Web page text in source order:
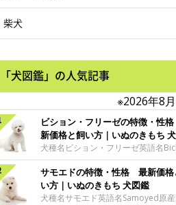
柴犬
「犬図鑑」の人気記事
※2026年8
ビション・フリーゼの特徴・性
新価格と飼い方｜いぬのきもち
犬種名ビション・フリーゼ英語名
Frise原産国フランス、ベルギーサイ
型犬グループ愛玩犬 ビション・フ
の魅力ビジョン・フリーゼの特徴と
ば、なんといっても綿毛のようにふ
サモエドの特徴・性格 最新価格
い方｜いぬのきもち 犬図鑑
犬種名サモエド英語名Samoyed原